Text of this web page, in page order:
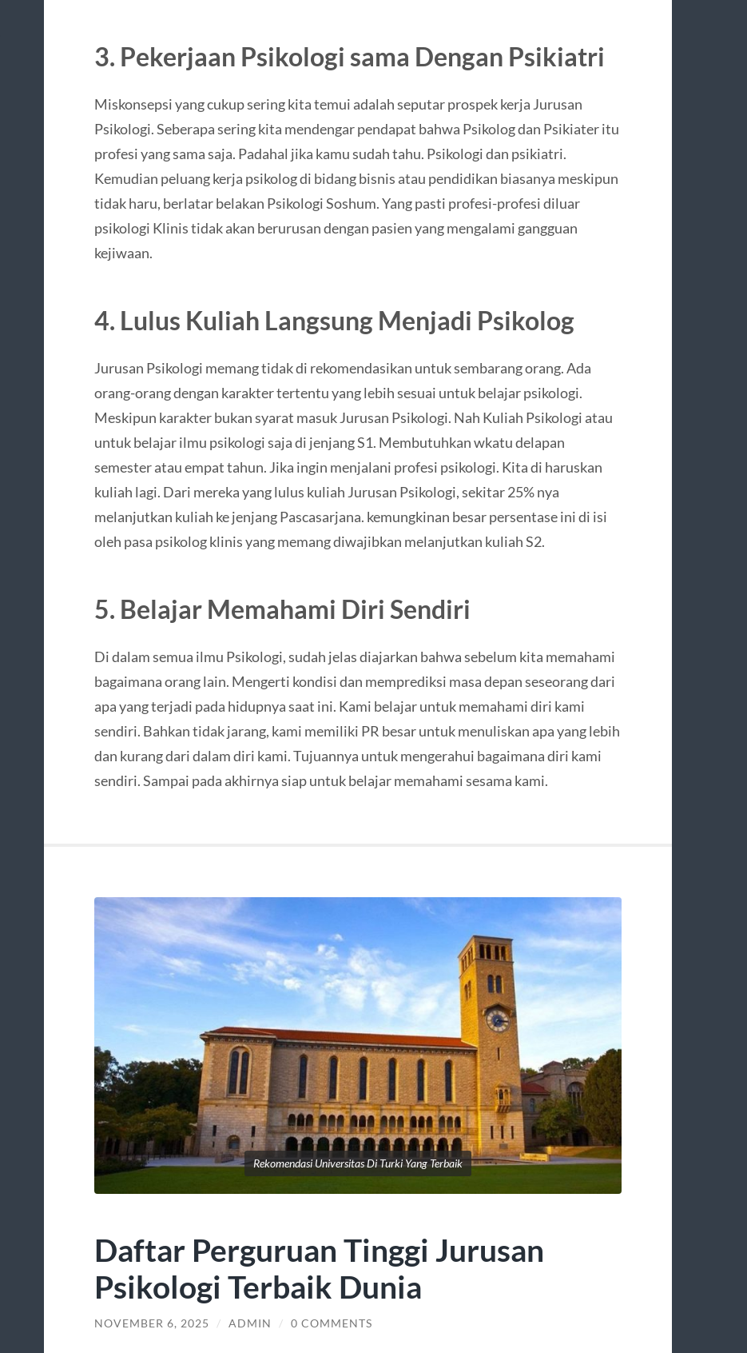
3. Pekerjaan Psikologi sama Dengan Psikiatri
Miskonsepsi yang cukup sering kita temui adalah seputar prospek kerja Jurusan
Psikologi. Seberapa sering kita mendengar pendapat bahwa Psikolog dan Psikiater itu
profesi yang sama saja. Padahal jika kamu sudah tahu. Psikologi dan psikiatri.
Kemudian peluang kerja psikolog di bidang bisnis atau pendidikan biasanya meskipun
tidak haru, berlatar belakan Psikologi Soshum. Yang pasti profesi-profesi diluar
psikologi Klinis tidak akan berurusan dengan pasien yang mengalami gangguan
kejiwaan.
4. Lulus Kuliah Langsung Menjadi Psikolog
Jurusan Psikologi memang tidak di rekomendasikan untuk sembarang orang. Ada
orang-orang dengan karakter tertentu yang lebih sesuai untuk belajar psikologi.
Meskipun karakter bukan syarat masuk Jurusan Psikologi. Nah Kuliah Psikologi atau
untuk belajar ilmu psikologi saja di jenjang S1. Membutuhkan wkatu delapan
semester atau empat tahun. Jika ingin menjalani profesi psikologi. Kita di haruskan
kuliah lagi. Dari mereka yang lulus kuliah Jurusan Psikologi, sekitar 25% nya
melanjutkan kuliah ke jenjang Pascasarjana. kemungkinan besar persentase ini di isi
oleh pasa psikolog klinis yang memang diwajibkan melanjutkan kuliah S2.
5. Belajar Memahami Diri Sendiri
Di dalam semua ilmu Psikologi, sudah jelas diajarkan bahwa sebelum kita memahami
bagaimana orang lain. Mengerti kondisi dan memprediksi masa depan seseorang dari
apa yang terjadi pada hidupnya saat ini. Kami belajar untuk memahami diri kami
sendiri. Bahkan tidak jarang, kami memiliki PR besar untuk menuliskan apa yang lebih
dan kurang dari dalam diri kami. Tujuannya untuk mengerahui bagaimana diri kami
sendiri. Sampai pada akhirnya siap untuk belajar memahami sesama kami.
Rekomendasi Universitas Di Turki Yang Terbaik
Daftar Perguruan Tinggi Jurusan
Psikologi Terbaik Dunia
NOVEMBER 6, 2025 / ADMIN / 0 COMMENTS